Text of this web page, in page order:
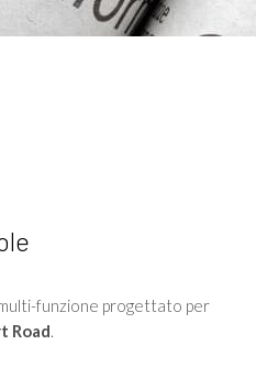
funzione progettato per
Road.